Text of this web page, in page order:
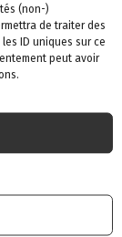
(non-)
de traiter des
ID uniques sur ce
peut avoir
en
nuit, week-
et
Liège,
de découverte